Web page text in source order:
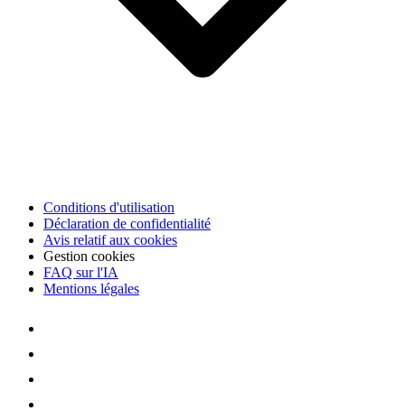
Conditions d'utilisation
Déclaration de confidentialité
Avis relatif aux cookies
Gestion cookies
FAQ sur l'IA
Mentions légales